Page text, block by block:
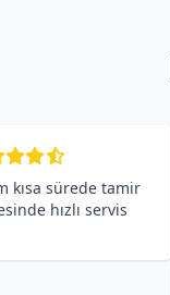
kısa sürede tamir
hızlı servis